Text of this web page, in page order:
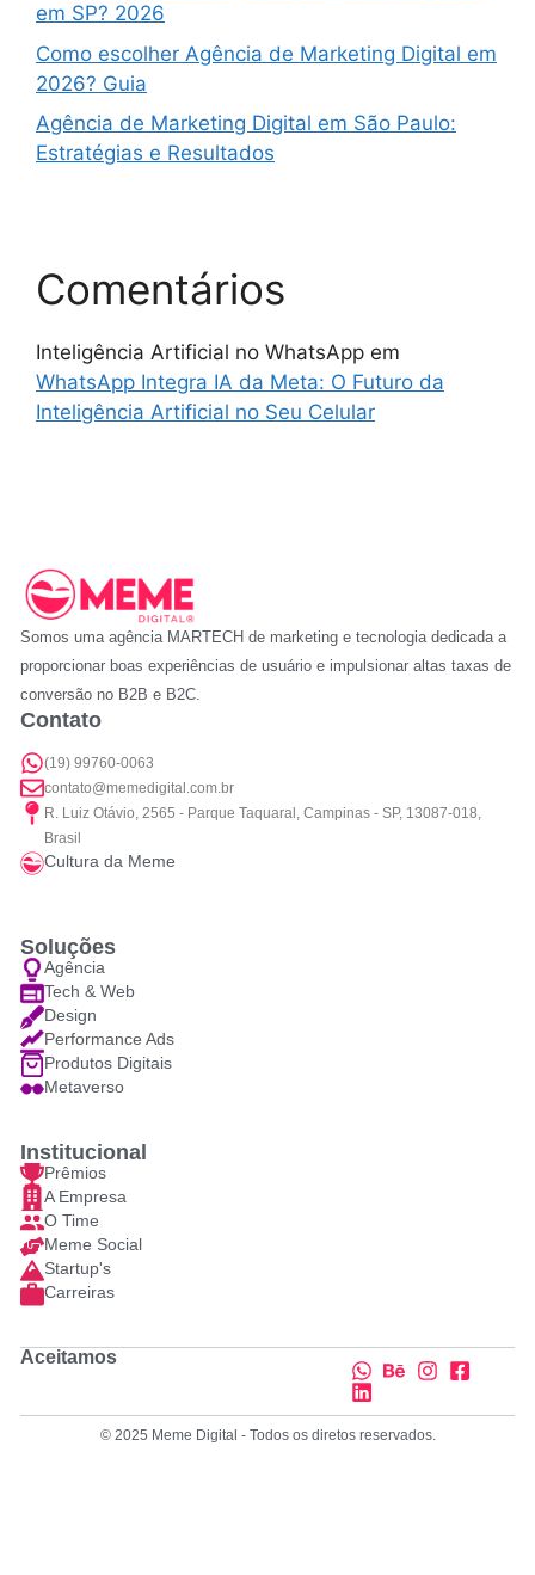
em SP? 2026
Como escolher Agência de Marketing Digital em
2026? Guia
Agência de Marketing Digital em São Paulo:
Estratégias e Resultados
Comentários
Inteligência Artificial no WhatsApp em
WhatsApp Integra IA da Meta: O Futuro da
Inteligência Artificial no Seu Celular
Somos uma agência MARTECH de marketing e tecnologia dedicada a
proporcionar boas experiências de usuário e impulsionar altas taxas de
conversão no B2B e B2C.
Contato
(19) 99760-0063
contato@memedigital.com.br
R. Luiz Otávio, 2565 - Parque Taquaral, Campinas - SP, 13087-018,
Brasil
Cultura da Meme
Soluções
Agência
Tech & Web
Design
Performance Ads
Produtos Digitais
Metaverso
Institucional
Prêmios
A Empresa
O Time
Meme Social
Startup's
Carreiras
Aceitamos
© 2025 Meme Digital - Todos os diretos reservados.